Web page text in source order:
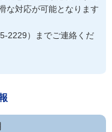
な対応が可能となります
2229）までご連絡くだ